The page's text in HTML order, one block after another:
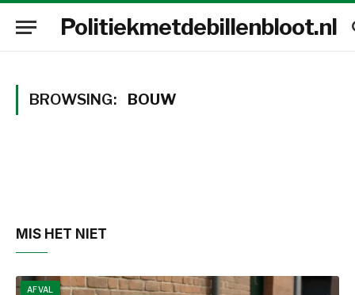
Politiekmetdebillenbloot.nl
BROWSING: BOUW
MIS HET NIET
AFVAL